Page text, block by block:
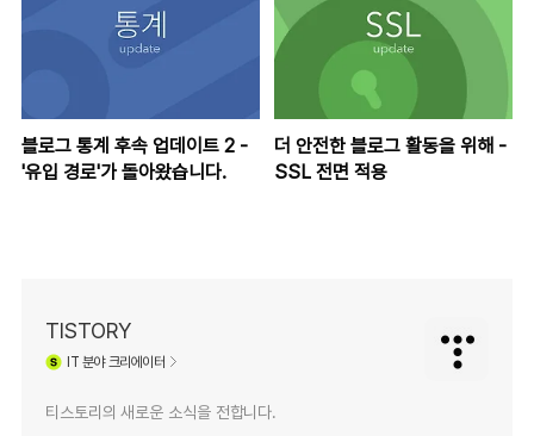
블로그 통계 후속 업데이트 2 -
'유입 경로'가 돌아왔습니다.
더 안전한 블로그 활동을 위해 -
SSL 전면 적용
TISTORY
IT 분야 크리에이터
티스토리의 새로운 소식을 전합니다.